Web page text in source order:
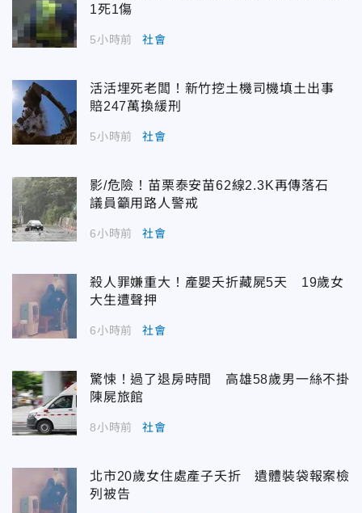
1死1傷
5小時前 社會
活活埋死老闆！新竹挖土機司機填土出事
賠247萬換緩刑
5小時前 社會
影/危險！苗栗泰安苗62線2.3K再傳落石
議員籲用路人警戒
6小時前 社會
殺人罪嫌重大！產嬰夭折藏屍5天 19歲女
大生遭聲押
6小時前 社會
驚悚！過了退房時間 高雄58歲男一絲不掛
陳屍旅館
8小時前 社會
北市20歲女住處產子夭折 遺體裝袋報案檢
列被告